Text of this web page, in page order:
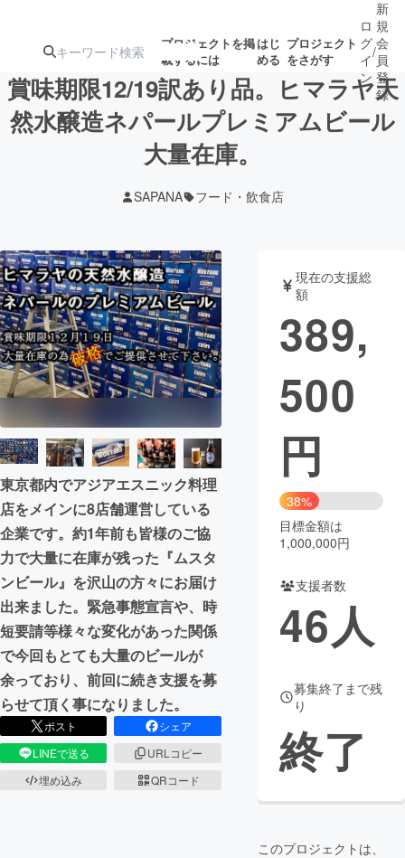
プロジェクトを掲
載するには
はじ
める
プロジェクト
をさがす
注目の新着プロ 募集終了が近いプ
テクノロジー・ガジェット
映像・映画 書籍・雑誌
ビジネス・起業 チャレンジ
まちづくり・地域活性化
CAMPFIRE for Social Good
CAMPFIRE Creation
CAMPFIREふるさと納税
コミュニティ
ロ
グ
イ
ン
/
新
規
会
員
登
録
賞味期限12/19訳あり品。ヒマラヤ天
然水醸造ネパールプレミアムビール
大量在庫。
SAPANA フード・飲食店
東京都内でアジアエスニック料理
店をメインに8店舗運営している
企業です。約1年前も皆様のご協
力で大量に在庫が残った『ムスタ
ンビール』を沢山の方々にお届け
出来ました。緊急事態宣言や、時
短要請等様々な変化があった関係
で今回もとても大量のビールが
余っており、前回に続き支援を募
らせて頂く事になりました。
ポスト
シェア
LINEで送る
URLコピー
埋め込み
QRコード
現在の支援総
額
389,
500
円
38%
目標金額は
1,000,000円
支援者数
46人
募集終了まで残
り
終了
このプロジェクトは、